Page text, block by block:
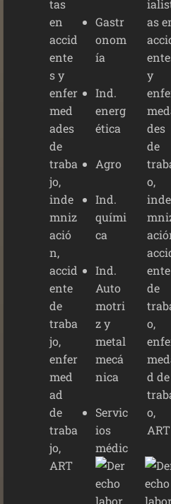
Gastr
onom
ía
Ind.
energ
ética
Agro
Ind.
quími
ca
Ind.
Auto
motri
z y
metal
mecá
nica
Servic
ios
médic